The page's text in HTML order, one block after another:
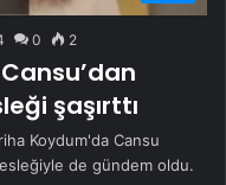
0 2
şaşırttı
Koydum'da Cansu
de gündem oldu.